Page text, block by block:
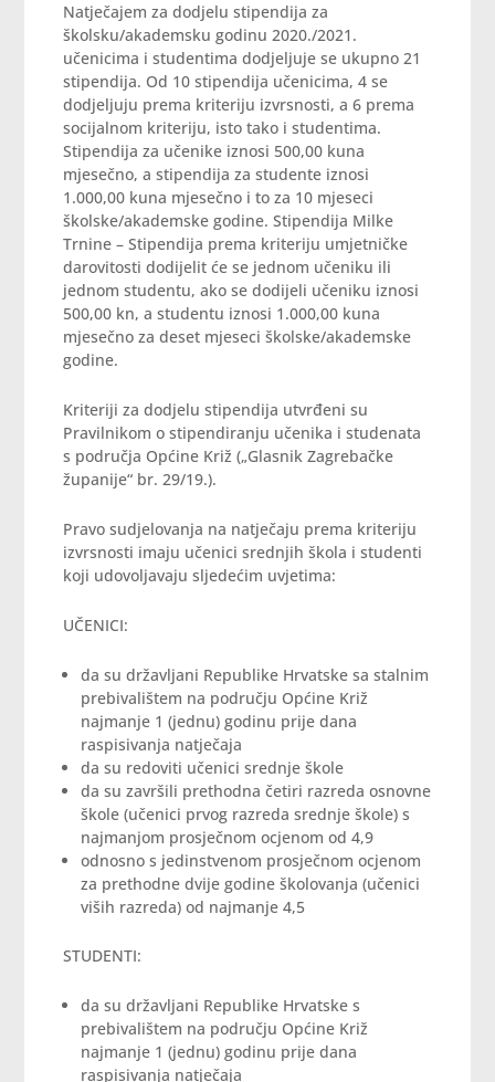
Natječajem za dodjelu stipendija za
školsku/akademsku godinu 2020./2021.
učenicima i studentima dodjeljuje se ukupno 21
stipendija. Od 10 stipendija učenicima, 4 se
dodjeljuju prema kriteriju izvrsnosti, a 6 prema
socijalnom kriteriju, isto tako i studentima.
Stipendija za učenike iznosi 500,00 kuna
mjesečno, a stipendija za studente iznosi
1.000,00 kuna mjesečno i to za 10 mjeseci
školske/akademske godine. Stipendija Milke
Trnine – Stipendija prema kriteriju umjetničke
darovitosti dodijelit će se jednom učeniku ili
jednom studentu, ako se dodijeli učeniku iznosi
500,00 kn, a studentu iznosi 1.000,00 kuna
mjesečno za deset mjeseci školske/akademske
godine.
Kriteriji za dodjelu stipendija utvrđeni su
Pravilnikom o stipendiranju učenika i studenata
s područja Općine Križ („Glasnik Zagrebačke
županije“ br. 29/19.).
Pravo sudjelovanja na natječaju prema kriteriju
izvrsnosti imaju učenici srednjih škola i studenti
koji udovoljavaju sljedećim uvjetima:
UČENICI:
da su državljani Republike Hrvatske sa stalnim
prebivalištem na području Općine Križ
najmanje 1 (jednu) godinu prije dana
raspisivanja natječaja
da su redoviti učenici srednje škole
da su završili prethodna četiri razreda osnovne
škole (učenici prvog razreda srednje škole) s
najmanjom prosječnom ocjenom od 4,9
odnosno s jedinstvenom prosječnom ocjenom
za prethodne dvije godine školovanja (učenici
viših razreda) od najmanje 4,5
STUDENTI:
da su državljani Republike Hrvatske s
prebivalištem na području Općine Križ
najmanje 1 (jednu) godinu prije dana
raspisivanja natječaja